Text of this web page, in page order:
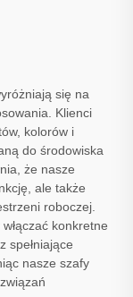
się na
Klienci
kolorów i
do środowiska
że nasze
ale także
roboczej.
konkretne
spełniające
nasze szafy